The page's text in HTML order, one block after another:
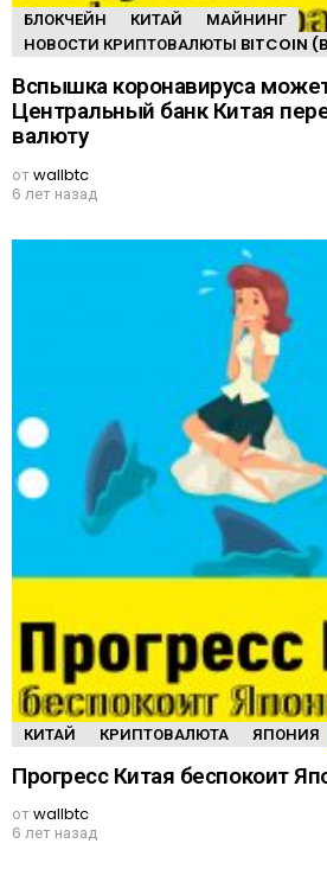
БЛОКЧЕЙН КИТАЙ
МАЙНИНГ
НОВОСТИ КРИПТОВАЛЮТЫ BITCOIN
Вспышка коронавируса
Центральный банк Китая
валюту
отwallbtc
6 лет назад
КИТАЙ КРИПТОВАЛЮТА ЯПОНИЯ
Прогресс Китая беспокоит
отwallbtc
6 лет назад